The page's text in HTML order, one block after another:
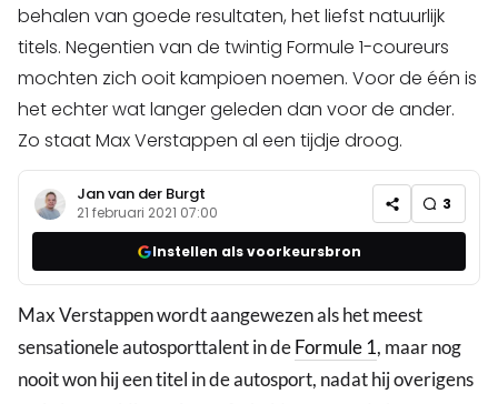
behalen van goede resultaten, het liefst natuurlijk
titels. Negentien van de twintig Formule 1-coureurs
mochten zich ooit kampioen noemen. Voor de één is
het echter wat langer geleden dan voor de ander.
Zo staat Max Verstappen al een tijdje droog.
Jan van der Burgt
21 februari 2021 07:00 3
Instellen als voorkeursbron
Max Verstappen wordt aangewezen als het meest
sensationele autosporttalent in deFormule 1, maar nog
nooit won hij een titel in de autosport, nadat hij overigens